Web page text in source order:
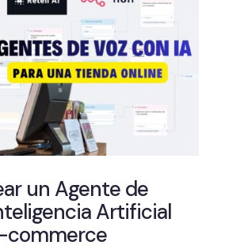
un Agente de
Artificial
commerce